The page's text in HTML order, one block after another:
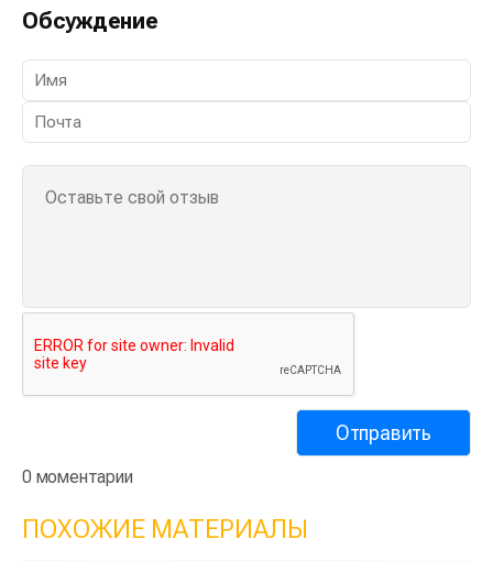
Обсуждение
0 моментарии
ПОХОЖИЕ МАТЕРИАЛЫ